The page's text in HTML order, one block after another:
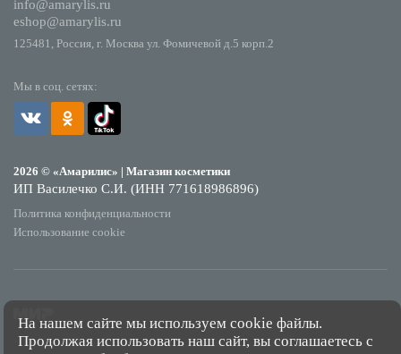
Мы в соц. сетях:
2026 © «Амарилис» | Магазин косметики
ИП Василечко С.И. (ИНН 771618986896)
Политика конфиденциальности
Использование cookie
info@amarylis.ru
eshop@amarylis.ru
125481, Россия, г. Москва ул. Фомичевой д.5 корп.2
*Обращаем Ваше внимание на то, что данный интернет-сайт носит исключительно
На нашем сайте мы используем cookie файлы.
Продолжая использовать наш сайт, вы соглашаетесь с